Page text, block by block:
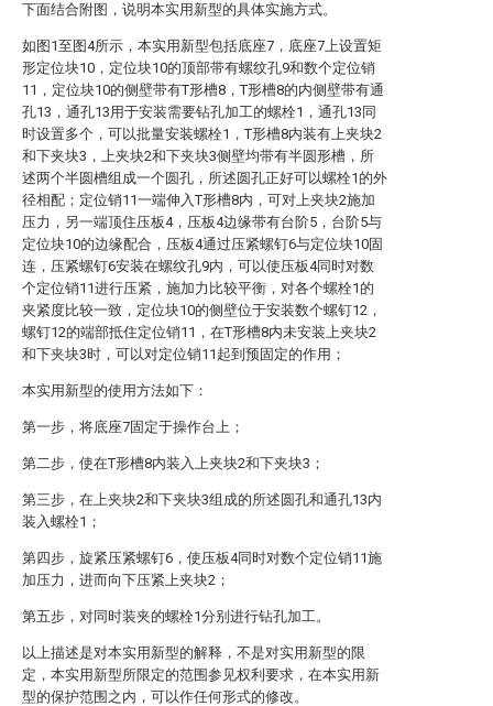
下面结合附图，说明本实用新型的具体实施方式。
如图1至图4所示，本实用新型包括底座7，底座7上设置矩
形定位块10，定位块10的顶部带有螺纹孔9和数个定位销
11，定位块10的侧壁带有T形槽8，T形槽8的内侧壁带有通
孔13，通孔13用于安装需要钻孔加工的螺栓1，通孔13同
时设置多个，可以批量安装螺栓1，T形槽8内装有上夹块2
和下夹块3，上夹块2和下夹块3侧壁均带有半圆形槽，所
述两个半圆槽组成一个圆孔，所述圆孔正好可以螺栓1的外
径相配；定位销11一端伸入T形槽8内，可对上夹块2施加
压力，另一端顶住压板4，压板4边缘带有台阶5，台阶5与
定位块10的边缘配合，压板4通过压紧螺钉6与定位块10固
连，压紧螺钉6安装在螺纹孔9内，可以使压板4同时对数
个定位销11进行压紧，施加力比较平衡，对各个螺栓1的
夹紧度比较一致，定位块10的侧壁位于安装数个螺钉12，
螺钉12的端部抵住定位销11，在T形槽8内未安装上夹块2
和下夹块3时，可以对定位销11起到预固定的作用；
本实用新型的使用方法如下：
第一步，将底座7固定于操作台上；
第二步，使在T形槽8内装入上夹块2和下夹块3；
第三步，在上夹块2和下夹块3组成的所述圆孔和通孔13内
装入螺栓1；
第四步，旋紧压紧螺钉6，使压板4同时对数个定位销11施
加压力，进而向下压紧上夹块2；
第五步，对同时装夹的螺栓1分别进行钻孔加工。
以上描述是对本实用新型的解释，不是对实用新型的限
定，本实用新型所限定的范围参见权利要求，在本实用新
型的保护范围之内，可以作任何形式的修改。